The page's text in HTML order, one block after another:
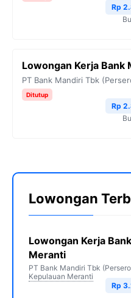
Rp
Lowongan Kerja Bank
PT Bank Mandiri Tbk
Ditutup
Rp
Lowongan
Lowongan Kerja
Meranti
PT Bank Mandiri Tbk
Kepulauan Meranti
Rp